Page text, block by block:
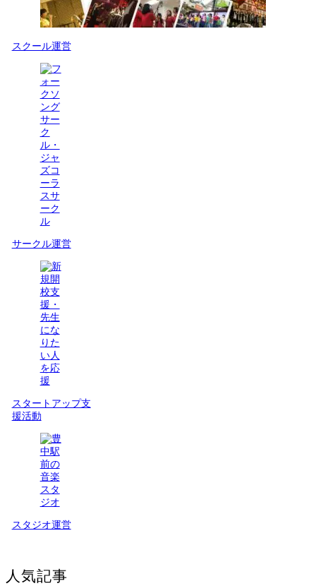
スクール運営
サークル運営
スタートアップ支
援活動
スタジオ運営
人気記事